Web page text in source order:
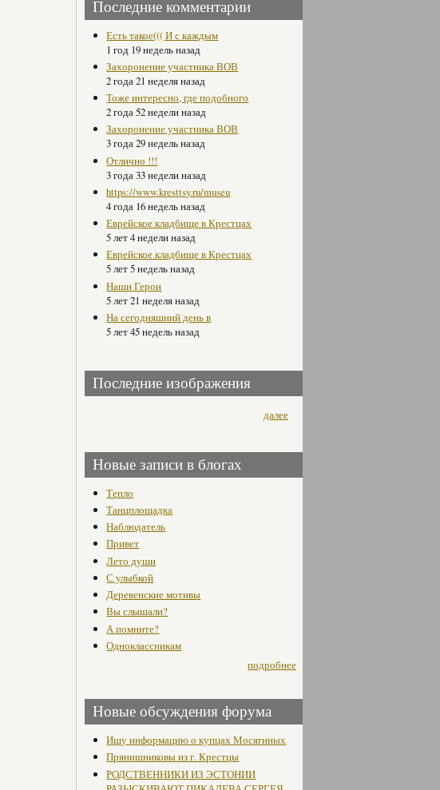
Последние комментарии
Есть такое((( И с каждым
1 год 19 недель назад
Захоронение участника ВОВ
2 года 21 неделя назад
Тоже интересно, где подобного
2 года 52 недели назад
Захоронение участника ВОВ
3 года 29 недель назад
Отлично !!!
3 года 33 недели назад
https://www.kresttsy.ru/museu
4 года 16 недель назад
Еврейское кладбище в Крестцах
5 лет 4 недели назад
Еврейское кладбище в Крестцах
5 лет 5 недель назад
Наши Герои
5 лет 21 неделя назад
На сегодняшний день в
5 лет 45 недель назад
Последние изображения
далее
Новые записи в блогах
Тепло
Танцплощадка
Наблюдатель
Привет
Лето души
С улыбкой
Деревенские мотивы
Вы слышали?
А помните?
Одноклассникам
подробнее
Новые обсуждения форума
Ищу информацию о купцах Мосягиных
Прянишниковы из г. Крестцы
РОДСТВЕННИКИ ИЗ ЭСТОНИИ